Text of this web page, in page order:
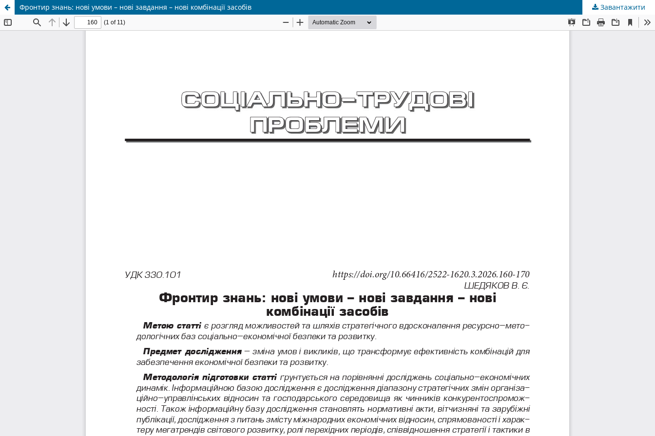
Фронтир знань: нові умови – нові завдання – нові комбінації засобів Завантажити